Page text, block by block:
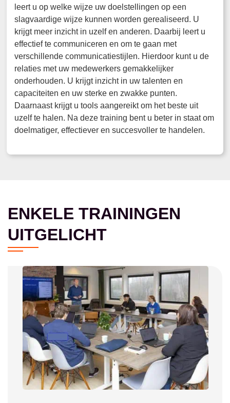
leert u op welke wijze uw doelstellingen op een
slagvaardige wijze kunnen worden gerealiseerd. U
krijgt meer inzicht in uzelf en anderen. Daarbij leert u
effectief te communiceren en om te gaan met
verschillende communicatiestijlen. Hierdoor kunt u de
relaties met uw medewerkers gemakkelijker
onderhouden. U krijgt inzicht in uw talenten en
capaciteiten en uw sterke en zwakke punten.
Daarnaast krijgt u tools aangereikt om het beste uit
uzelf te halen. Na deze training bent u beter in staat om
doelmatiger, effectiever en succesvoller te handelen.
ENKELE TRAININGEN
UITGELICHT